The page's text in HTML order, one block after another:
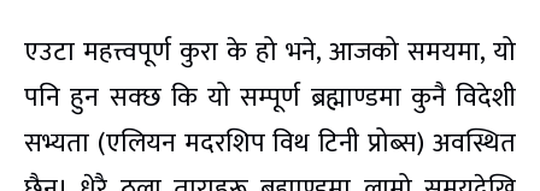
एउटा महत्त्वपूर्ण कुरा के हो भने, आजको समयमा, यो
पनि हुन सक्छ कि यो सम्पूर्ण ब्रह्माण्डमा कुनै विदेशी
सभ्यता (एलियन मदरशिप विथ टिनी प्रोब्स) अवस्थित